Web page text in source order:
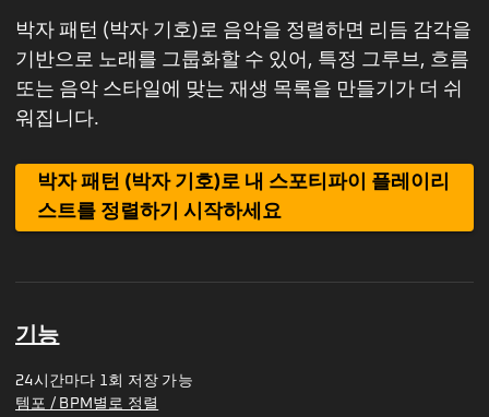
박자 패턴 (박자 기호)로 음악을 정렬하면 리듬 감각을
기반으로 노래를 그룹화할 수 있어, 특정 그루브, 흐름
또는 음악 스타일에 맞는 재생 목록을 만들기가 더 쉬
워집니다.
박자 패턴 (박자 기호)로 내 스포티파이 플레이리
스트를 정렬하기 시작하세요
기능
24시간마다 1회 저장 가능
템포 / BPM별로 정렬